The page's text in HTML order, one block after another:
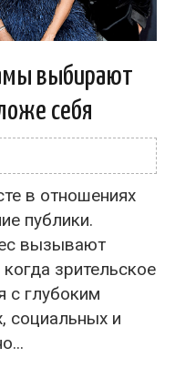
выбирают
себя
в отношениях
публики.
вызывают
зрительское
с глубоким
социальных и